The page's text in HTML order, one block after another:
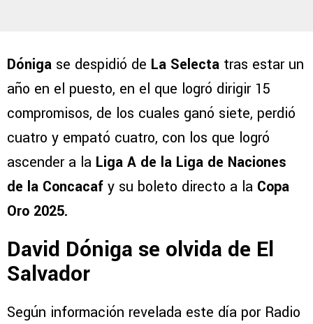
Dóniga se despidió de La Selecta tras estar un
año en el puesto, en el que logró dirigir 15
compromisos, de los cuales ganó siete, perdió
cuatro y empató cuatro, con los que logró
ascender a la Liga A de la Liga de Naciones
de la Concacaf y su boleto directo a la Copa
Oro 2025.
David Dóniga se olvida de El
Salvador
Según información revelada este día por Radio